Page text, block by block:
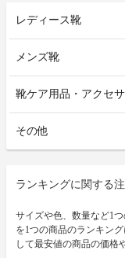
レディース靴
メンズ靴
靴ケア用品・アクセ
その他
ランキングに関する
サイズや色、数量など1
を1つの商品のランキン
して最安値の商品の価格